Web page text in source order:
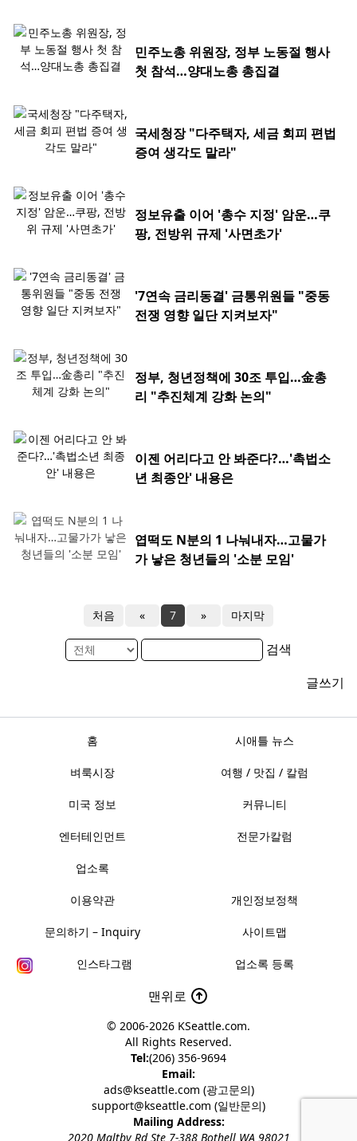
민주노총 위원장, 정부 노동절 행사
첫 참석…양대노총 총집결
국세청장 "다주택자, 세금 회피 편법
증여 생각도 말라"
정보유출 이어 '총수 지정' 암운…쿠
팡, 전방위 규제 '사면초가'
'7연속 금리동결' 금통위원들 "중동
전쟁 영향 일단 지켜보자"
정부, 청년정책에 30조 투입…金총
리 "추진체계 강화 논의"
이젠 어리다고 안 봐준다?…'촉법소
년 최종안' 내용은
엽떡도 N분의 1 나눠내자…고물가
가 낳은 청년들의 '소분 모임'
처음 « 7 » 마지막
검색
글쓰기
홈 시애틀 뉴스
벼룩시장 여행 / 맛집 / 칼럼
미국 정보 커뮤니티
엔터테인먼트 전문가칼럼
업소록
이용약관 개인정보정책
문의하기 – Inquiry 사이트맵
인스타그램 업소록 등록
맨위로
© 2006-2026 KSeattle.com.
All Rights Reserved.
Tel:(206) 356-9694
Email:
ads@kseattle.com (광고문의)
support@kseattle.com (일반문의)
Mailing Address:
2020 Maltby Rd Ste 7-388 Bothell WA 98021